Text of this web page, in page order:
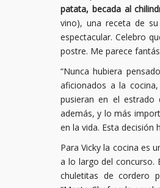
patata, becada al
vino), una receta de
espectacular. Celebro
postre. Me parece
“Nunca hubiera
aficionados a la
pusieran en el estrado
además, y lo más
en la vida. Esta decisión
Para Vicky la cocina es
a lo largo del concurso.
chuletitas de cordero